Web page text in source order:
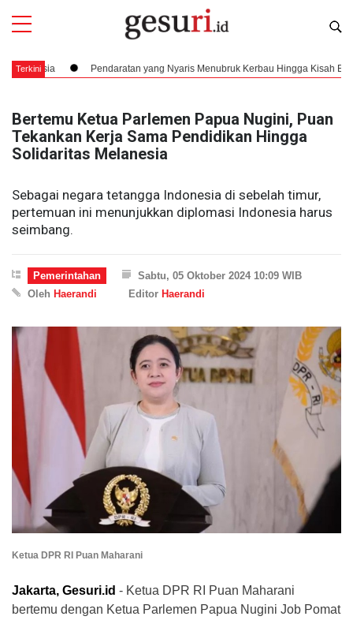
Terkini Pendaratan yang Nyaris Menubruk Kerbau Hingga Kisah Bung Karno
Bertemu Ketua Parlemen Papua Nugini, Puan
Tekankan Kerja Sama Pendidikan Hingga
Solidaritas Melanesia
Sebagai negara tetangga Indonesia di sebelah timur,
pertemuan ini menunjukkan diplomasi Indonesia harus
seimbang.
Pemerintahan
Sabtu, 05 Oktober 2024 10:09 WIB
Oleh Haerandi Editor Haerandi
Ketua DPR RI Puan Maharani
Jakarta, Gesuri.id - Ketua DPR RI Puan Maharani
bertemu dengan Ketua Parlemen Papua Nugini Job Pomat